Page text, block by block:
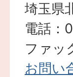
埼玉県
電話
ファッ
お問い